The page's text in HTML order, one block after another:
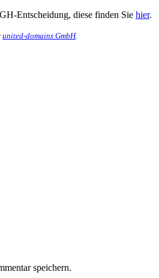
Entscheidung, diese finden Sie hier.
united-domains GmbH.
speichern.